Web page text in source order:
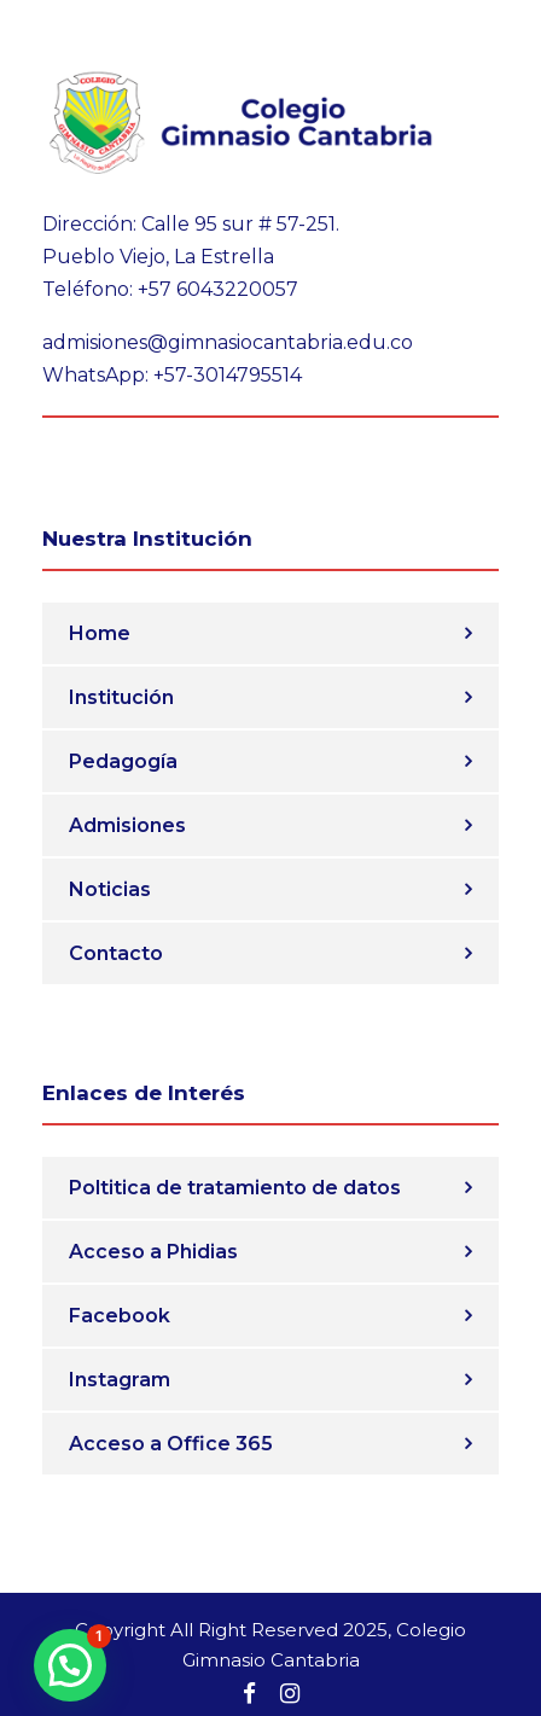
Dirección: Calle 95 sur # 57-251.
Pueblo Viejo, La Estrella
Teléfono: +57 6043220057
admisiones@gimnasiocantabria.edu.co
WhatsApp: +57-3014795514
Nuestra Institución
Home
Institución
Pedagogía
Admisiones
Noticias
Contacto
Enlaces de Interés
Poltitica de tratamiento de datos
Acceso a Phidias
Facebook
Instagram
Acceso a Office 365
Copyright All Right Reserved 2025, Colegio
Gimnasio Cantabria
1